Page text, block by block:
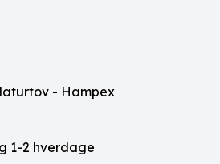
- Hampex
1-2 hverdage